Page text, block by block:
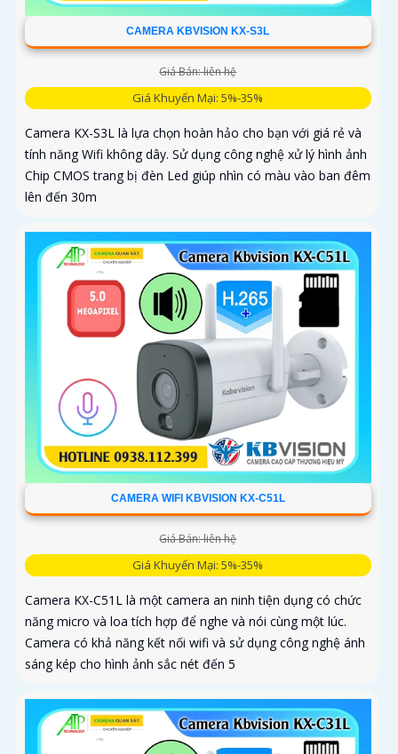
CAMERA KBVISION KX-S3L
Giá Bán: liên hệ
Giá Khuyến Mại: 5%-35%
Camera KX-S3L là lựa chọn hoàn hảo cho bạn với giá rẻ và
tính năng Wifi không dây. Sử dụng công nghệ xử lý hình ảnh
Chip CMOS trang bị đèn Led giúp nhìn có màu vào ban đêm
lên đến 30m
CAMERA WIFI KBVISION KX-C51L
Giá Bán: liên hệ
Giá Khuyến Mại: 5%-35%
Camera KX-C51L là một camera an ninh tiện dụng có chức
năng micro và loa tích hợp để nghe và nói cùng một lúc.
Camera có khả năng kết nối wifi và sử dụng công nghệ ánh
sáng kép cho hình ảnh sắc nét đến 5